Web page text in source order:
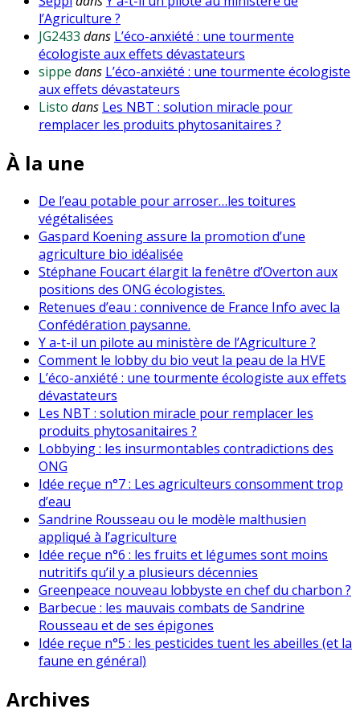
l’Agriculture ?
JG2433 dans L’éco-anxiété : une tourmente
écologiste aux effets dévastateurs
sippe dans L’éco-anxiété : une tourmente écologiste
aux effets dévastateurs
Listo dans Les NBT : solution miracle pour
remplacer les produits phytosanitaires ?
À la une
De l’eau potable pour arroser…les toitures
végétalisées
Gaspard Koening assure la promotion d’une
agriculture bio idéalisée
Stéphane Foucart élargit la fenêtre d’Overton aux
positions des ONG écologistes.
Retenues d’eau : connivence de France Info avec la
Confédération paysanne.
Y a-t-il un pilote au ministère de l’Agriculture ?
Comment le lobby du bio veut la peau de la HVE
L’éco-anxiété : une tourmente écologiste aux effets
dévastateurs
Les NBT : solution miracle pour remplacer les
produits phytosanitaires ?
Lobbying : les insurmontables contradictions des
ONG
Idée reçue n°7 : Les agriculteurs consomment trop
d’eau
Sandrine Rousseau ou le modèle malthusien
appliqué à l’agriculture
Idée reçue n°6 : les fruits et légumes sont moins
nutritifs qu’il y a plusieurs décennies
Greenpeace nouveau lobbyste en chef du charbon ?
Barbecue : les mauvais combats de Sandrine
Rousseau et de ses épigones
Idée reçue n°5 : les pesticides tuent les abeilles (et la
faune en général)
Archives